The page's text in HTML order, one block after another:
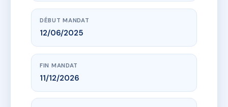
DÉBUT MANDAT
12/06/2025
FIN MANDAT
11/12/2026